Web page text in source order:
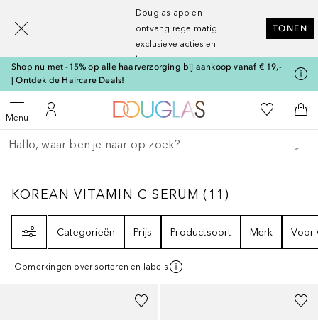
Douglas-app en
ontvang regelmatig
exclusieve acties en
kortingen
TONEN
Shop nu met -15% op alle haarverzorging bij aankoop vanaf € 19,-
| Ontdek de Haircare Deals!
MenuOpen menuNaar Mijn Account
Naar Douglas Home
Naar Mijn
Ga terug
Zoekopdracht uitvoeren
KOREAN VITAMIN C SERUM 11
KOREAN VITAMIN C SERUM ( 11 )
Categorieën
Prijs Productsoort Merk Voor
Opmerkingen over sorteren en labels
[navigation.slideout.screenreader]